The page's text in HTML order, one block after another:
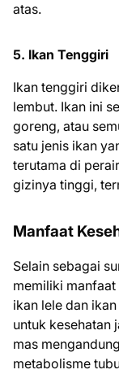
atas.
5. Ikan Tenggiri
Ikan tenggiri
lembut. Ikan ini
goreng, atau
satu jenis ikan
terutama di
gizinya tinggi,
Manfaat
Selain sebagai
memiliki
ikan lele dan
untuk kesehatan
mas
metabolisme